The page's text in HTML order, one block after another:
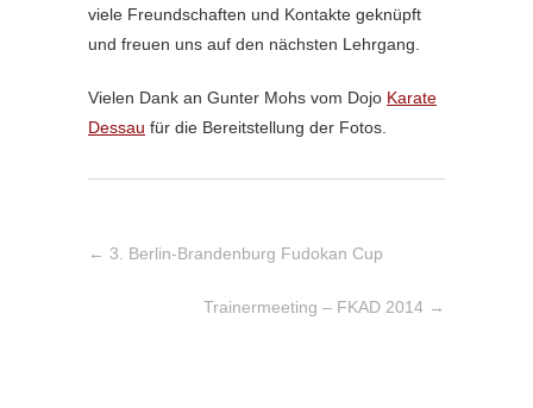
viele Freundschaften und Kontakte geknüpft
und freuen uns auf den nächsten Lehrgang.
Vielen Dank an Gunter Mohs vom Dojo Karate
Dessau für die Bereitstellung der Fotos.
← 3. Berlin-Brandenburg Fudokan Cup
Trainermeeting – FKAD 2014 →